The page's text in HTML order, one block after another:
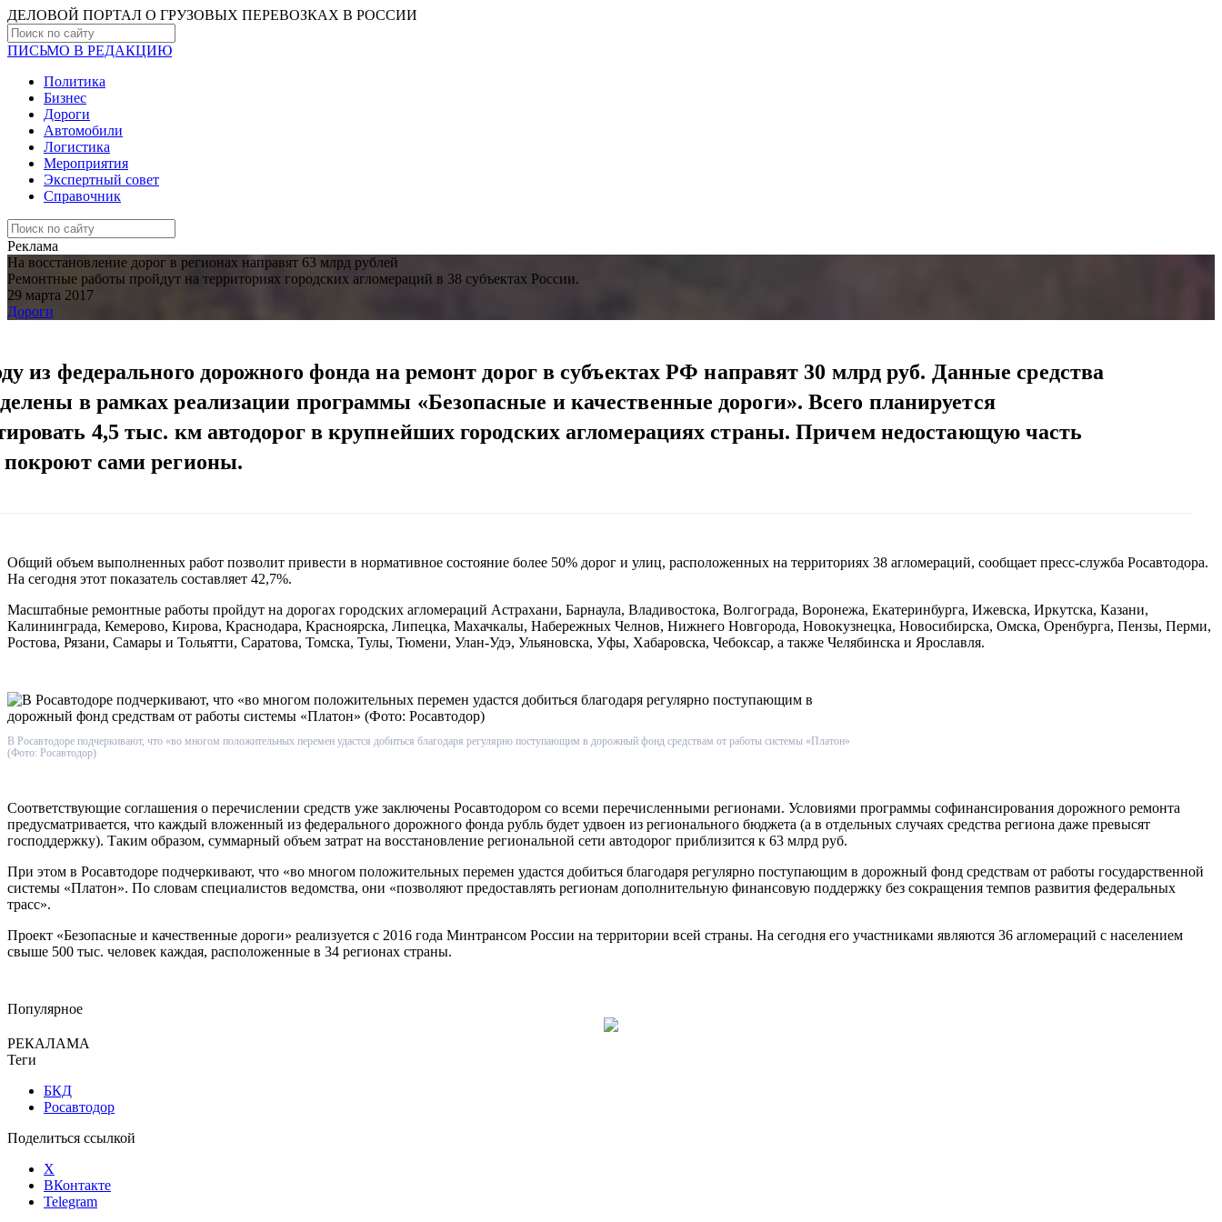
ДЕЛОВОЙ ПОРТАЛ О ГРУЗОВЫХ ПЕРЕВОЗКАХ В РОCСИИ
ПИСЬМО В РЕДАКЦИЮ
Политика
Бизнес
Дороги
Автомобили
Логистика
Мероприятия
Экспертный совет
Справочник
Реклама
На восстановление дорог в регионах направят 63 млрд рублей
Ремонтные работы пройдут на территориях городских агломераций в 38 субъектах России.
29 марта 2017
Дороги
из федерального дорожного фонда на ремонт дорог в субъектах РФ направят 30 млрд руб. Данные средства
в рамках реализации программы «Безопасные и качественные дороги». Всего планируется
4,5 тыс. км автодорог в крупнейших городских агломерациях страны. Причем недостающую часть
покроют сами регионы.
Общий объем выполненных работ позволит привести в нормативное состояние более 50% дорог и улиц, расположенных на территориях 38 агломераций, сообщает пресс-служба Росавтодора.
На сегодня этот показатель составляет 42,7%.
Масштабные ремонтные работы пройдут на дорогах городских агломераций Астрахани, Барнаула, Владивостока, Волгограда, Воронежа, Екатеринбурга, Ижевска, Иркутска, Казани,
Калининграда, Кемерово, Кирова, Краснодара, Красноярска, Липецка, Махачкалы, Набережных Челнов, Нижнего Новгорода, Новокузнецка, Новосибирска, Омска, Оренбурга, Пензы, Перми,
Ростова, Рязани, Самары и Тольятти, Саратова, Томска, Тулы, Тюмени, Улан-Удэ, Ульяновска, Уфы, Хабаровска, Чебоксар, а также Челябинска и Ярославля.
В Росавтодоре подчеркивают, что «во многом положительных перемен удастся добиться благодаря регулярно поступающим в дорожный фонд средствам от работы системы «Платон»
(Фото: Росавтодор)
Соответствующие соглашения о перечислении средств уже заключены Росавтодором со всеми перечисленными регионами. Условиями программы софинансирования дорожного ремонта
предусматривается, что каждый вложенный из федерального дорожного фонда рубль будет удвоен из регионального бюджета (а в отдельных случаях средства региона даже превысят
господдержку). Таким образом, суммарный объем затрат на восстановление региональной сети автодорог приблизится к 63 млрд руб.
При этом в Росавтодоре подчеркивают, что «во многом положительных перемен удастся добиться благодаря регулярно поступающим в дорожный фонд средствам от работы государственной
системы «Платон». По словам специалистов ведомства, они «позволяют предоставлять регионам дополнительную финансовую поддержку без сокращения темпов развития федеральных
трасс».
Проект «Безопасные и качественные дороги» реализуется с 2016 года Минтрансом России на территории всей страны. На сегодня его участниками являются 36 агломераций с населением
свыше 500 тыс. человек каждая, расположенные в 34 регионах страны.
Популярное
РЕКАЛАМА
Теги
БКД
Росавтодор
Поделиться ссылкой
X
ВКонтакте
Telegram